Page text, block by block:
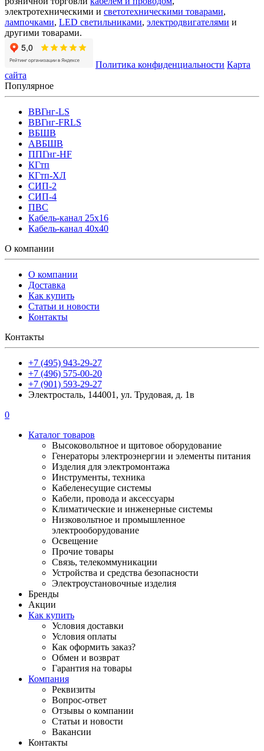
электротехническими и светотехническими товарами,
лампочками, LED светильниками, электродвигателями и
другими товарами.
Политика конфиденциальности Карта
сайта
Популярное
ВВГнг-LS
ВВГнг-FRLS
ВБШВ
АВБШВ
ППГнг-HF
КГтп
КГтп-ХЛ
СИП-2
СИП-4
ПВС
Кабель-канал 25х16
Кабель-канал 40х40
О компании
О компании
Доставка
Как купить
Статьи и новости
Контакты
Контакты
+7 (495) 943-29-27
+7 (496) 575-00-20
+7 (901) 593-29-27
Электросталь, 144001, ул. Трудовая, д. 1в
0
Каталог товаров
Высоковольтное и щитовое оборудование
Генераторы электроэнергии и элементы питания
Изделия для электромонтажа
Инструменты, техника
Кабеленесущие системы
Кабели, провода и аксессуары
Климатические и инженерные системы
Низковольтное и промышленное
электрооборудование
Освещение
Прочие товары
Связь, телекоммуникации
Устройства и средства безопасности
Электроустановочные изделия
Бренды
Акции
Как купить
Условия доставки
Условия оплаты
Как оформить заказ?
Обмен и возврат
Гарантия на товары
Компания
Реквизиты
Вопрос-ответ
Отзывы о компании
Статьи и новости
Вакансии
Контакты